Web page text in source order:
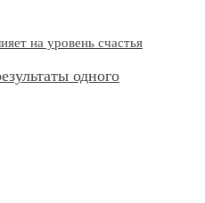
одного